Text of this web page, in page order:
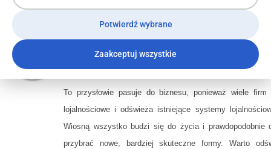
„Kto w marcu zasieje,
śmieje”.
To przysłowie pasuje do biznesu, ponieważ wiele firm
lojalnościowe i odświeża istniejące systemy
Wiosną wszystko budzi się do życia i prawdopodobnie
przybrać nowe, bardziej skuteczne formy. Warto
Potwierdź wybrane
Zaakceptuj wszystkie